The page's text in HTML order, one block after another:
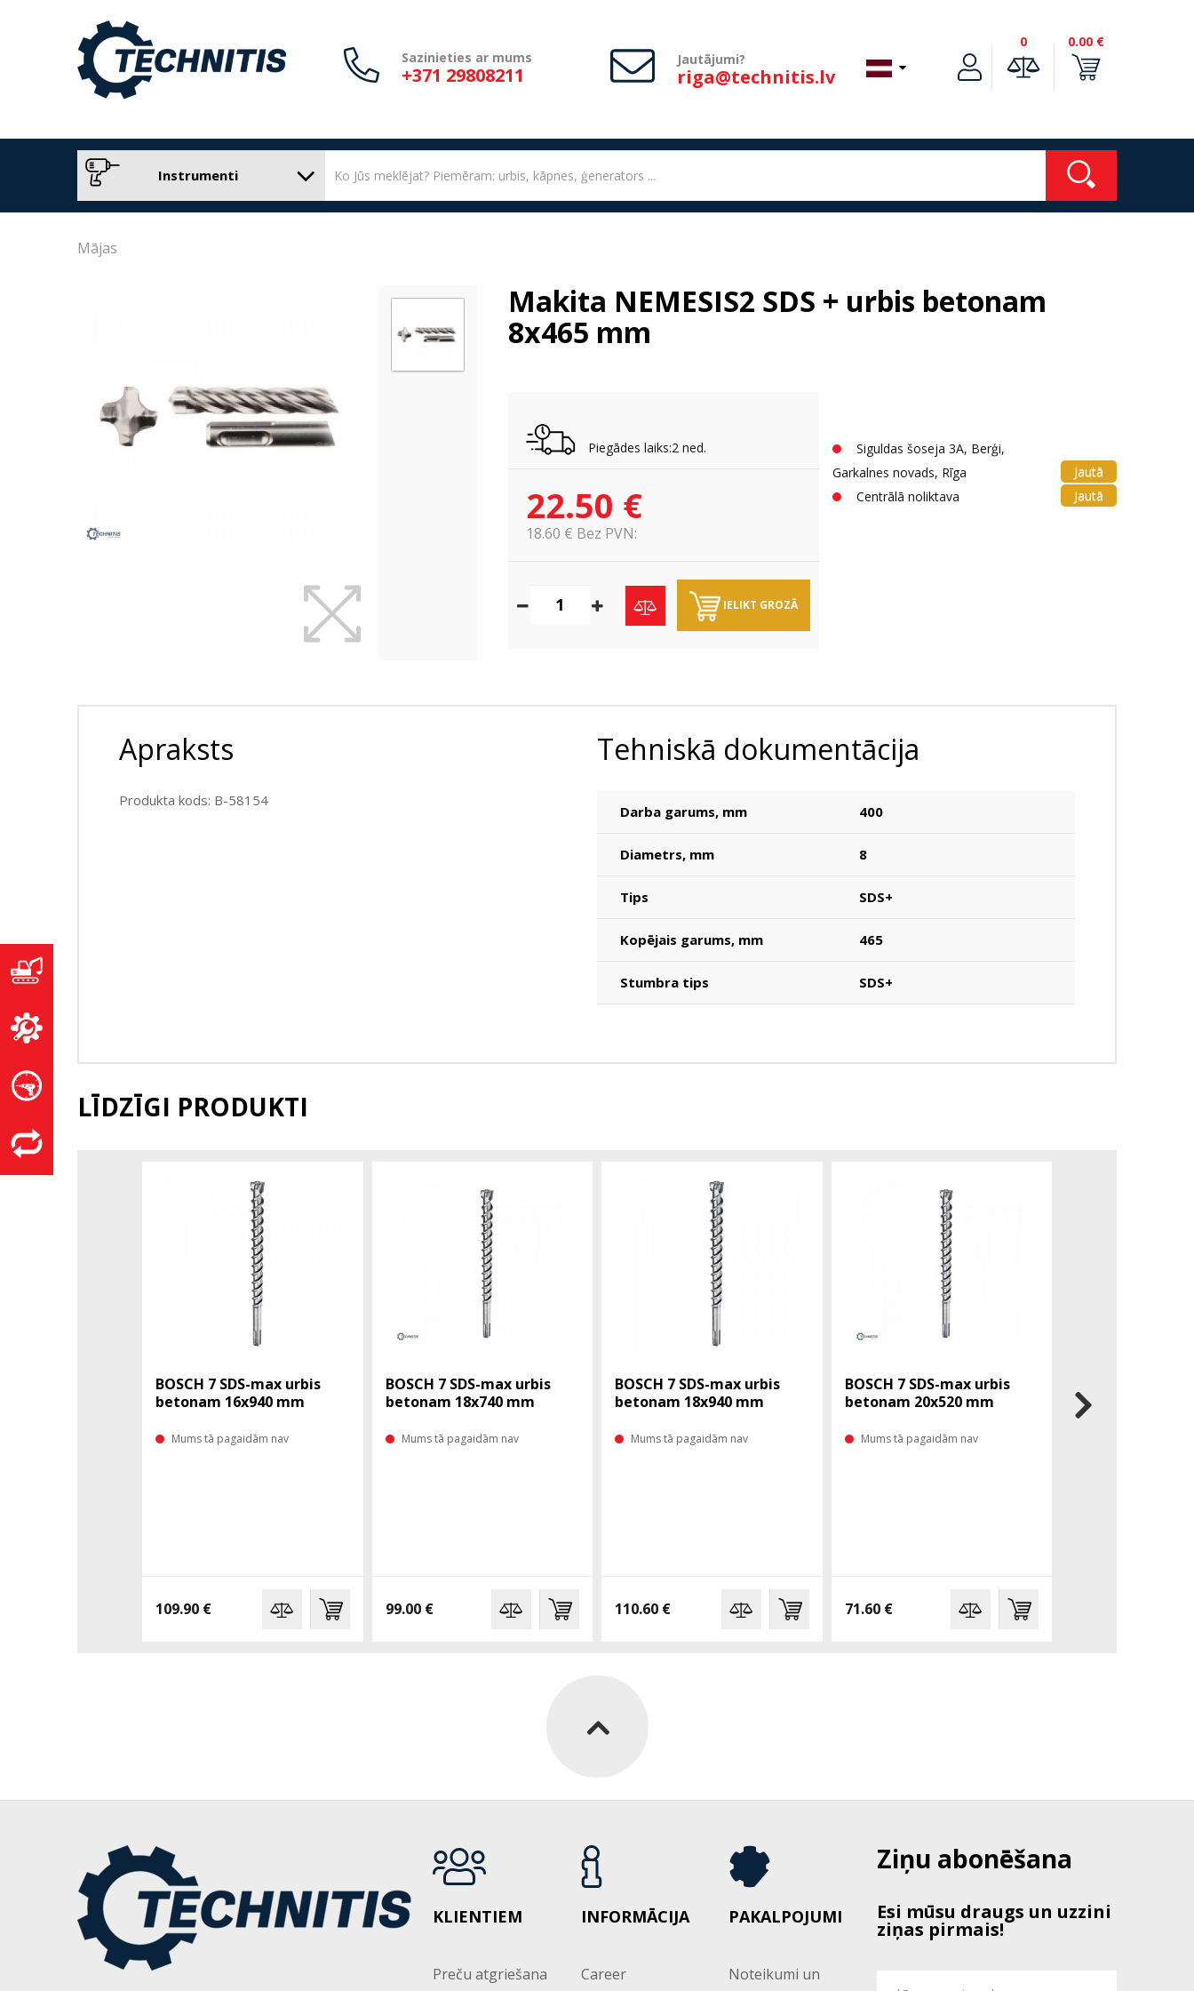
Sazinieties ar mums
+371 29808211
Jautājumi?
riga@technitis.lv
0 0.00 €
Instrumenti
Mājas
Makita NEMESIS2 SDS + urbis betonam
8x465 mm
Piegādes laiks:2 ned.
22.50 €
18.60 € Bez PVN:
IELIKT GROZĀ
Siguldas šoseja 3A, Berģi,
Garkalnes novads, Rīga
Jautā
Centrālā noliktava
Jautā
Apraksts
Produkta kods: B-58154
Tehniskā dokumentācija
Darba garums, mm 400
Diametrs, mm 8
Tips SDS+
Kopējais garums, mm 465
Stumbra tips SDS+
LĪDZĪGI PRODUKTI
BOSCH 7 SDS-max urbis
betonam 16x940 mm
Mums tā pagaidām nav
109.90 €
BOSCH 7 SDS-max urbis
betonam 18x740 mm
Mums tā pagaidām nav
99.00 €
BOSCH 7 SDS-max urbis
betonam 18x940 mm
Mums tā pagaidām nav
110.60 €
BOSCH 7 SDS-max urbis
betonam 20x520 mm
Mums tā pagaidām nav
71.60 €
betonam
KLIENTIEM
Preču atgriešana
INFORMĀCIJA
Career
PAKALPOJUMI
Noteikumi un
Ziņu abonēšana
Esi mūsu draugs un uzzini
ziņas pirmais!